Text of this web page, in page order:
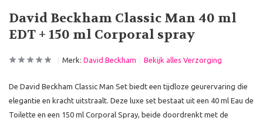
David Beckham Classic Man 40 ml
EDT + 150 ml Corporal spray
Merk: David Beckham Bekijk alles Verzorging
De David Beckham Classic Man Set biedt een tijdloze geurervaring die
elegantie en kracht uitstraalt. Deze luxe set bestaat uit een 40 ml Eau de
Toilette en een 150 ml Corporal Spray, beide doordrenkt met de